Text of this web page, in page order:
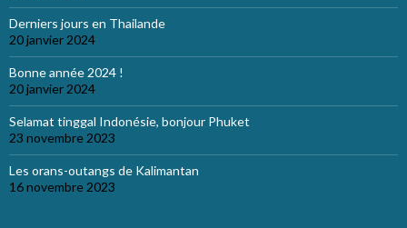
Derniers jours en Thailande
20 janvier 2024
Bonne année 2024 !
20 janvier 2024
Selamat tinggal Indonésie, bonjour Phuket
23 novembre 2023
Les orans-outangs de Kalimantan
16 novembre 2023